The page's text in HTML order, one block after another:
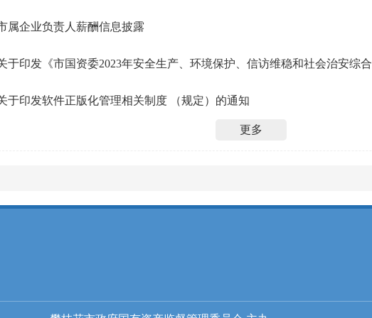
属企业负责人薪酬信息披露
于印发软件正版化管理相关制度 （规定）的通知
更多